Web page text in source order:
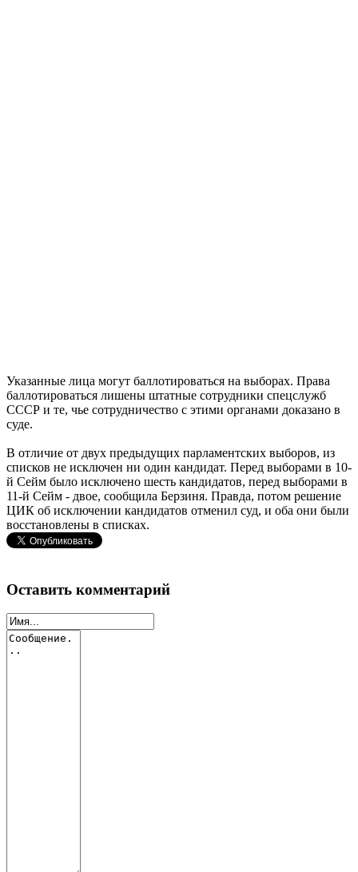
Указанные лица могут баллотироваться на выборах. Права
баллотироваться лишены штатные сотрудники спецслужб
СССР и те, чье сотрудничество с этими органами доказано в
суде.
В отличие от двух предыдущих парламентских выборов, из
списков не исключен ни один кандидат. Перед выборами в 10-
й Сейм было исключено шесть кандидатов, перед выборами в
11-й Сейм - двое, сообщила Берзиня. Правда, потом решение
ЦИК об исключении кандидатов отменил суд, и оба они были
восстановлены в списках.
Оставить комментарий